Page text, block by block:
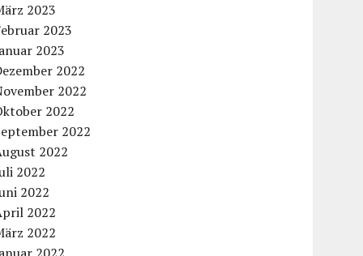
2023
2023
2023
2022
2022
2022
2022
2022
2022
2022
2022
2022